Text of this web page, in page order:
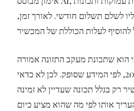
לשלם תשלום חודשי. לאורך זמן,
הוא שתכונת מעקב התזונה אמורה
להגיע רק ביוני 2026, לפי המידע שסופק. לכן לא כדאי
רק בגלל תכונה שעדיין לא זמינה